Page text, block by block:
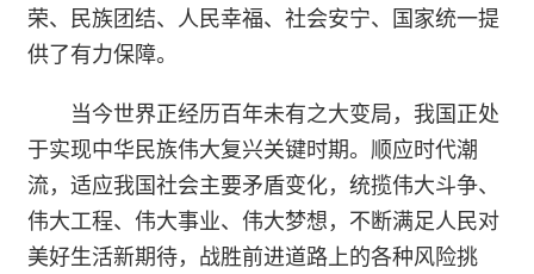
荣、民族团结、人民幸福、社会安宁、国家统一提
供了有力保障。
当今世界正经历百年未有之大变局，我国正处
于实现中华民族伟大复兴关键时期。顺应时代潮
流，适应我国社会主要矛盾变化，统揽伟大斗争、
伟大工程、伟大事业、伟大梦想，不断满足人民对
美好生活新期待，战胜前进道路上的各种风险挑